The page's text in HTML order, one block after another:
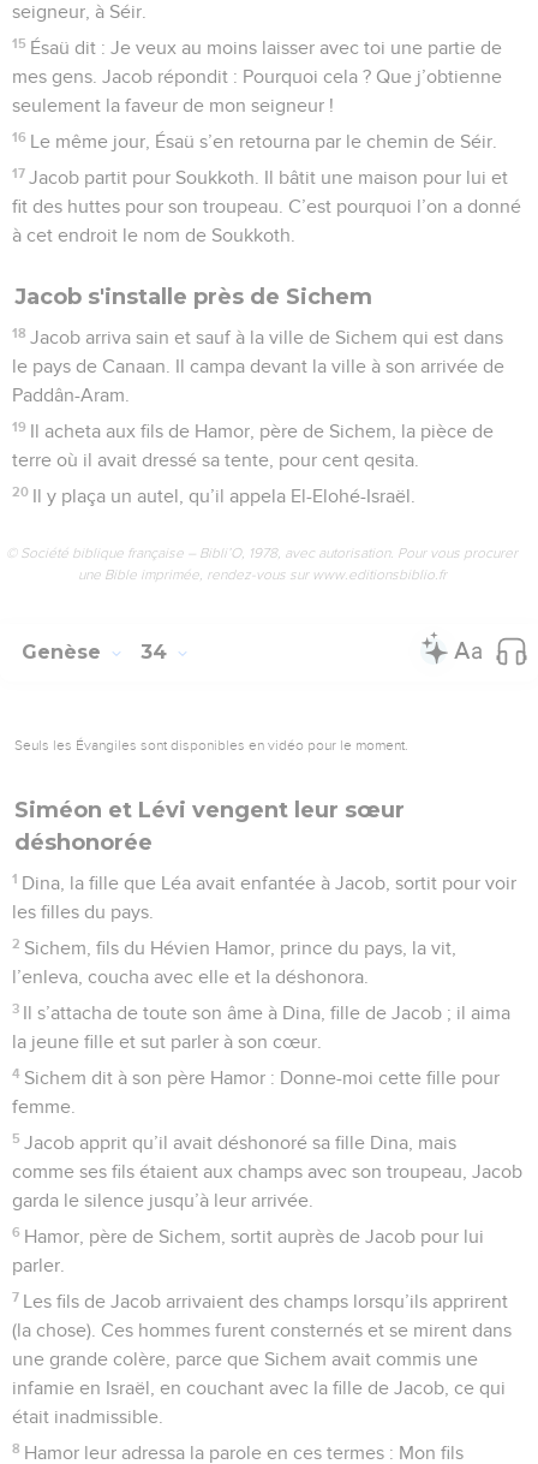
seigneur, à Séir.
15 Ésaü dit : Je veux au moins laisser avec toi une partie de
mes gens. Jacob répondit : Pourquoi cela ? Que j’obtienne
seulement la faveur de mon seigneur !
16 Le même jour, Ésaü s’en retourna par le chemin de Séir.
17 Jacob partit pour Soukkoth. Il bâtit une maison pour lui et
fit des huttes pour son troupeau. C’est pourquoi l’on a donné
à cet endroit le nom de Soukkoth.
Jacob s'installe près de Sichem
18 Jacob arriva sain et sauf à la ville de Sichem qui est dans
le pays de Canaan. Il campa devant la ville à son arrivée de
Paddân-Aram.
19 Il acheta aux fils de Hamor, père de Sichem, la pièce de
terre où il avait dressé sa tente, pour cent qesita.
20 Il y plaça un autel, qu’il appela El-Elohé-Israël.
© Société biblique française – Bibli’O, 1978, avec autorisation. Pour vous procurer
une Bible imprimée, rendez-vous sur www.editionsbiblio.fr
Genèse 34
Seuls les Évangiles sont disponibles en vidéo pour le moment.
Siméon et Lévi vengent leur sœur
déshonorée
1 Dina, la fille que Léa avait enfantée à Jacob, sortit pour voir
les filles du pays.
2 Sichem, fils du Hévien Hamor, prince du pays, la vit,
l’enleva, coucha avec elle et la déshonora.
3 Il s’attacha de toute son âme à Dina, fille de Jacob ; il aima
la jeune fille et sut parler à son cœur.
4 Sichem dit à son père Hamor : Donne-moi cette fille pour
femme.
5 Jacob apprit qu’il avait déshonoré sa fille Dina, mais
comme ses fils étaient aux champs avec son troupeau, Jacob
garda le silence jusqu’à leur arrivée.
6 Hamor, père de Sichem, sortit auprès de Jacob pour lui
parler.
7 Les fils de Jacob arrivaient des champs lorsqu’ils apprirent
(la chose). Ces hommes furent consternés et se mirent dans
une grande colère, parce que Sichem avait commis une
infamie en Israël, en couchant avec la fille de Jacob, ce qui
était inadmissible.
8 Hamor leur adressa la parole en ces termes : Mon fils